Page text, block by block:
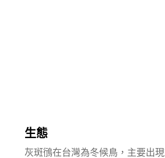
生態
灰斑鴴在台灣為冬候鳥，主要出